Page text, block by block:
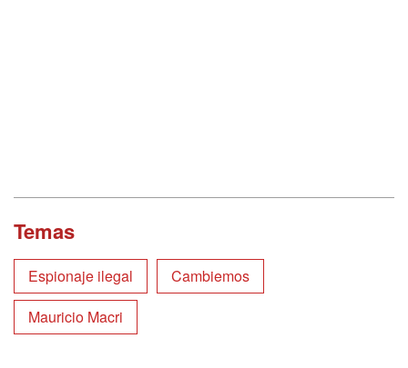
Temas
Espionaje ilegal
Cambiemos
Mauricio Macri